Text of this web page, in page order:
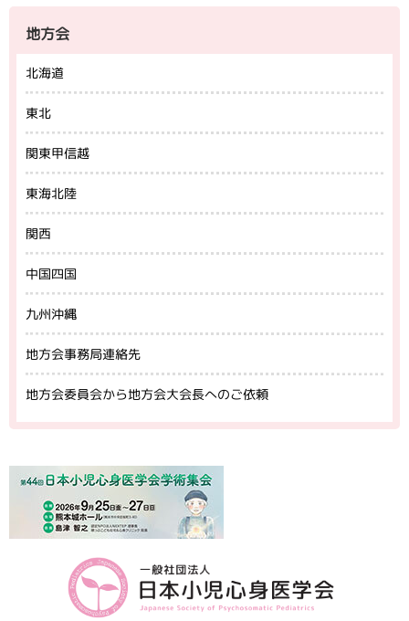
地方会
北海道
東北
関東甲信越
東海北陸
関西
中国四国
九州沖縄
地方会事務局連絡先
地方会委員会から地方会大会長へのご依頼